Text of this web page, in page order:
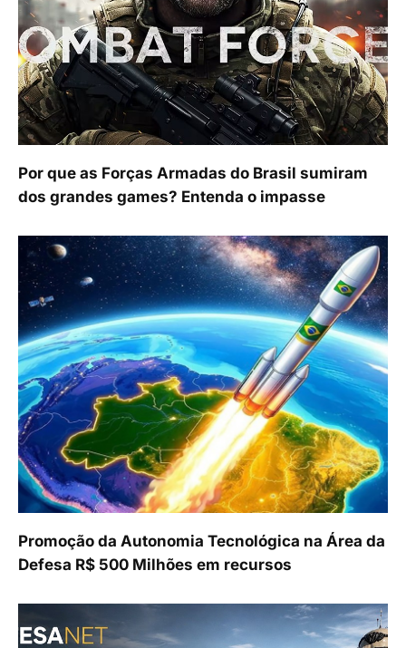
Por que as Forças Armadas do Brasil sumiram
dos grandes games? Entenda o impasse
Promoção da Autonomia Tecnológica na Área da
Defesa R$ 500 Milhões em recursos